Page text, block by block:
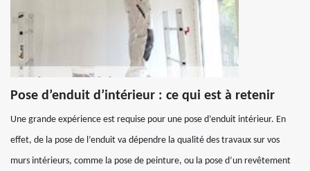
Pose d’enduit d’intérieur : ce qui est à retenir
Une grande expérience est requise pour une pose d’enduit intérieur. En
effet, de la pose de l’enduit va dépendre la qualité des travaux sur vos
murs intérieurs, comme la pose de peinture, ou la pose d’un revêtement